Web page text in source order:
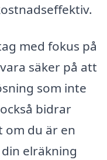
med fokus på
säker på att
som inte
bidrar
om du är en
elräkning